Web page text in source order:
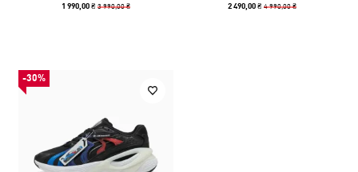
1 990,00 ₴3 990,00 ₴ 2 490,00 ₴4 990,00 ₴
-30%